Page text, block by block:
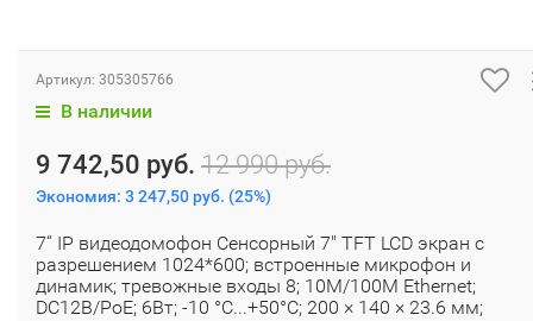
Артикул: 305305766
В наличии
9 742,50 руб. 12 990 руб.
Экономия: 3 247,50 руб. (25%)
7“ IP видеодомофон Сенсорный 7" TFT LCD экран с
разрешением 1024*600; встроенные микрофон и
динамик; тревожные входы 8; 10M/100M Ethernet;
DC12В/PoE; 6Вт; -10 °C...+50°C; 200 × 140 × 23.6 мм;